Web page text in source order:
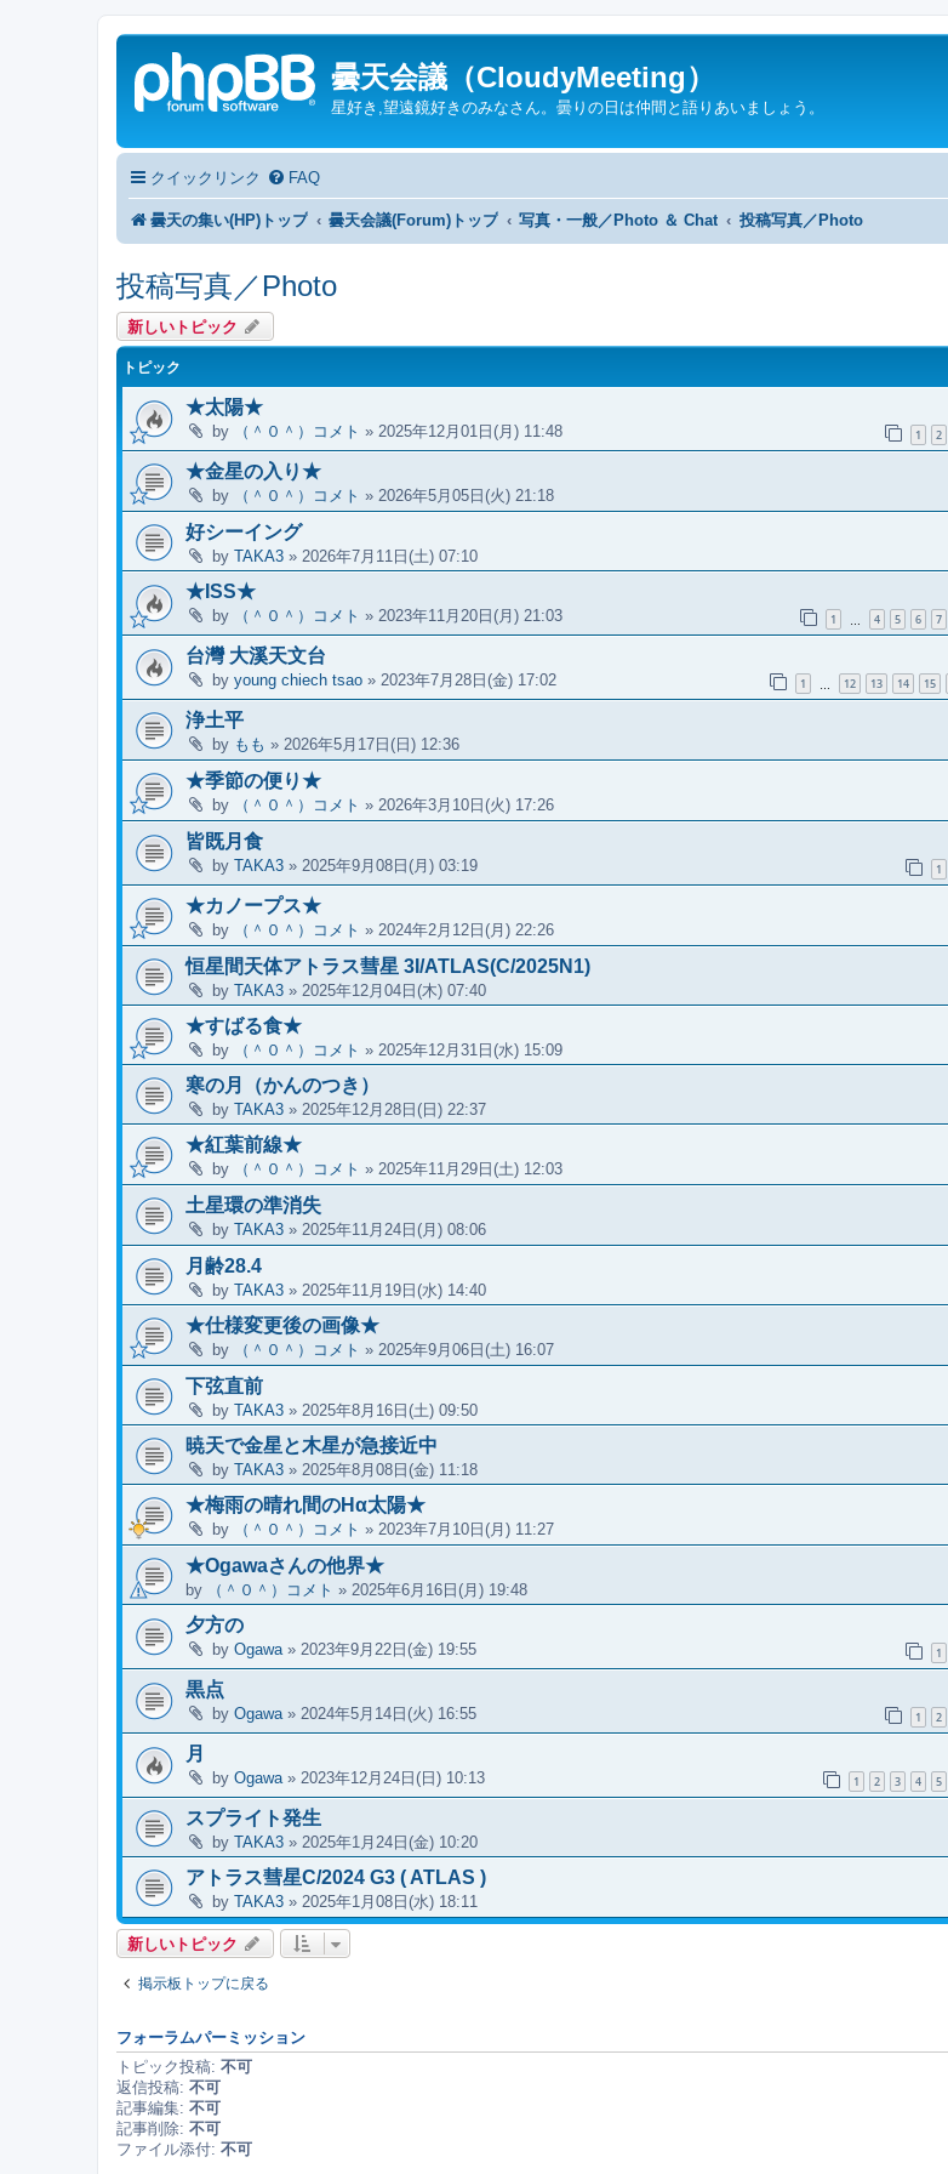
曇天会議（CloudyMeeting）
星好き,望遠鏡好きのみなさん。曇りの日は仲間と語りあいましょう。
クイックリンク FAQ
曇天の集い(HP)トップ 曇天会議(Forum)トップ 写真・一般／Photo ＆ Chat 投稿写真／Photo
投稿写真／Photo
新しいトピック
トピック
★太陽★
by （＾０＾）コメト » 2025年12月01日(月) 11:48 1 2
★金星の入り★
by （＾０＾）コメト » 2026年5月05日(火) 21:18
好シーイング
by TAKA3 » 2026年7月11日(土) 07:10
★ISS★
by （＾０＾）コメト » 2023年11月20日(月) 21:03 1 4 5 6 7
台灣 大溪天文台
by young chiech tsao » 2023年7月28日(金) 17:02 1 12 13 14 15
浄土平
by もも » 2026年5月17日(日) 12:36
★季節の便り★
by （＾０＾）コメト » 2026年3月10日(火) 17:26
皆既月食
by TAKA3 » 2025年9月08日(月) 03:19 1
★カノープス★
by （＾０＾）コメト » 2024年2月12日(月) 22:26
恒星間天体アトラス彗星 3I/ATLAS(C/2025N1)
by TAKA3 » 2025年12月04日(木) 07:40
★すばる食★
by （＾０＾）コメト » 2025年12月31日(水) 15:09
寒の月（かんのつき）
by TAKA3 » 2025年12月28日(日) 22:37
★紅葉前線★
by （＾０＾）コメト » 2025年11月29日(土) 12:03
土星環の準消失
by TAKA3 » 2025年11月24日(月) 08:06
月齢28.4
by TAKA3 » 2025年11月19日(水) 14:40
★仕様変更後の画像★
by （＾０＾）コメト » 2025年9月06日(土) 16:07
下弦直前
by TAKA3 » 2025年8月16日(土) 09:50
暁天で金星と木星が急接近中
by TAKA3 » 2025年8月08日(金) 11:18
★梅雨の晴れ間のHα太陽★
by （＾０＾）コメト » 2023年7月10日(月) 11:27
★Ogawaさんの他界★
by （＾０＾）コメト » 2025年6月16日(月) 19:48
夕方の
by Ogawa » 2023年9月22日(金) 19:55 1
黒点
by Ogawa » 2024年5月14日(火) 16:55 1 2
月
by Ogawa » 2023年12月24日(日) 10:13 1 2 3 4 5
スプライト発生
by TAKA3 » 2025年1月24日(金) 10:20
アトラス彗星C/2024 G3 ( ATLAS )
by TAKA3 » 2025年1月08日(水) 18:11
新しいトピック
掲示板トップに戻る
フォーラムパーミッション
トピック投稿: 不可
返信投稿: 不可
記事編集: 不可
記事削除: 不可
ファイル添付: 不可